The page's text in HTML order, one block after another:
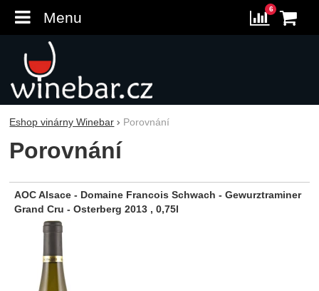
Menu
6
Eshop vinárny Winebar Porovnání
Porovnání